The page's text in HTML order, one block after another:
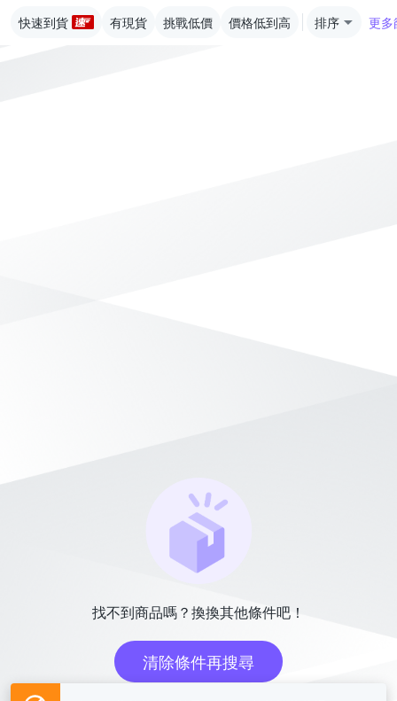
快速到貨 有現貨 挑戰低價 價格低到高 排序 更多
找不到商品嗎？換換其他條件吧！
清除條件再搜尋